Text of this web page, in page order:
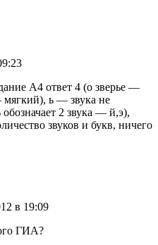
А4 ответ 4 (о зверье —
ь — звука не
2 звука — й,э),
звуков и букв, ничего
в 19:09
ГИА?